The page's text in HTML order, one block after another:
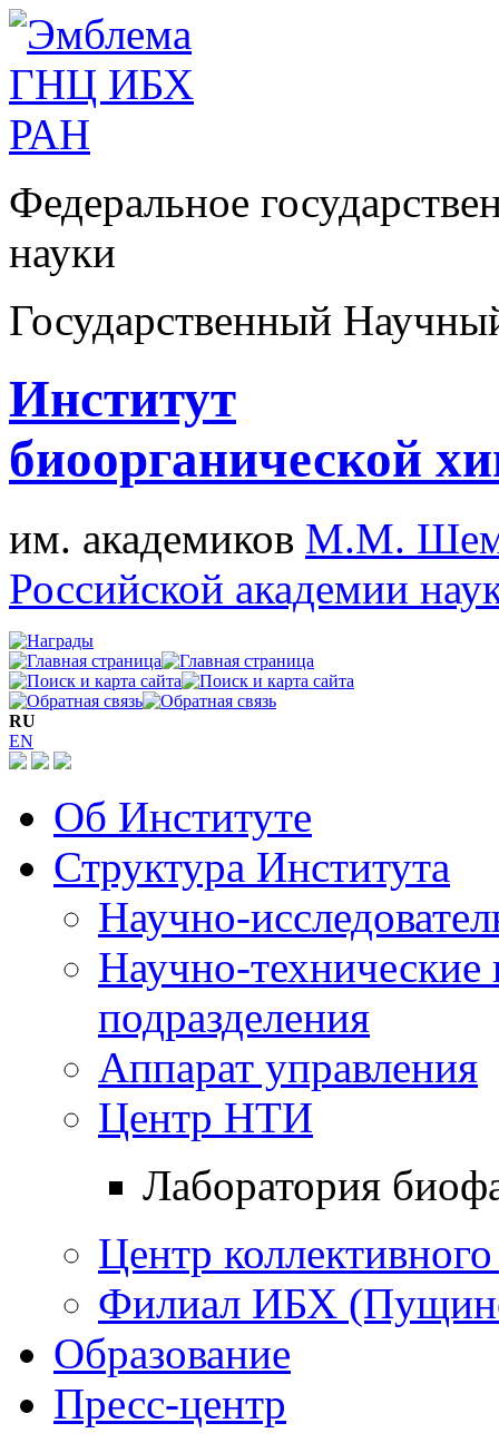
Федеральное
науки
Государственный
Институт
биоорганической
им. академиков М.М.
Российской академии
RU
EN
Об Институте
Структура Института
Научно-
Научно-технические
подразделения
Аппарат управления
Центр НТИ
Лаборатория
Центр
Филиал ИБХ
Образование
Пресс-центр